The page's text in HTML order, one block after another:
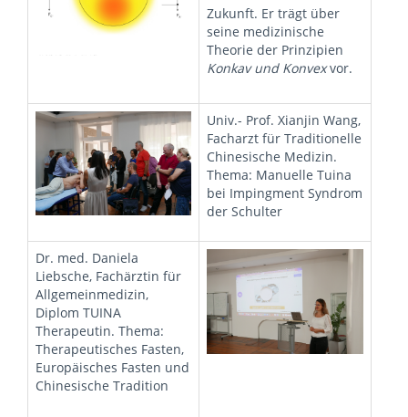
Zukunft. Er trägt über
seine medizinische
Theorie der Prinzipien
Konkav und Konvexvor.
Univ.- Prof. Xianjin Wang,
Facharzt für Traditionelle
Chinesische Medizin.
Thema: Manuelle Tuina
bei Impingment Syndrom
der Schulter
Dr. med. Daniela
Liebsche, Fachärztin für
Allgemeinmedizin,
Diplom TUINA
Therapeutin. Thema:
Therapeutisches Fasten,
Europäisches Fasten und
Chinesische Tradition